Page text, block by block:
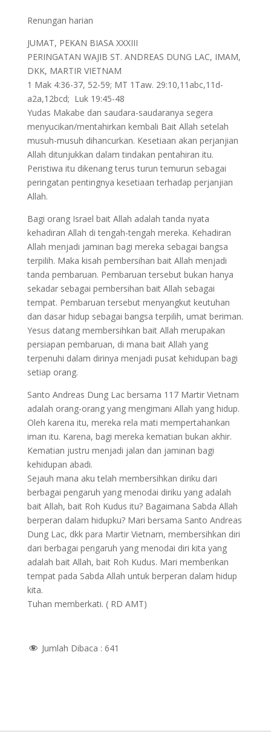
Renungan harian
JUMAT, PEKAN BIASA XXXIII
PERINGATAN WAJIB ST. ANDREAS DUNG LAC, IMAM,
DKK, MARTIR VIETNAM
1 Mak 4:36-37, 52-59; MT 1Taw. 29:10,11abc,11d-
a2a,12bcd; Luk 19:45-48
Yudas Makabe dan saudara-saudaranya segera
menyucikan/mentahirkan kembali Bait Allah setelah
musuh-musuh dihancurkan. Kesetiaan akan perjanjian
Allah ditunjukkan dalam tindakan pentahiran itu.
Peristiwa itu dikenang terus turun temurun sebagai
peringatan pentingnya kesetiaan terhadap perjanjian
Allah.
Bagi orang Israel bait Allah adalah tanda nyata
kehadiran Allah di tengah-tengah mereka. Kehadiran
Allah menjadi jaminan bagi mereka sebagai bangsa
terpilih. Maka kisah pembersihan bait Allah menjadi
tanda pembaruan. Pembaruan tersebut bukan hanya
sekadar sebagai pembersihan bait Allah sebagai
tempat. Pembaruan tersebut menyangkut keutuhan
dan dasar hidup sebagai bangsa terpilih, umat beriman.
Yesus datang membersihkan bait Allah merupakan
persiapan pembaruan, di mana bait Allah yang
terpenuhi dalam dirinya menjadi pusat kehidupan bagi
setiap orang.
Santo Andreas Dung Lac bersama 117 Martir Vietnam
adalah orang-orang yang mengimani Allah yang hidup.
Oleh karena itu, mereka rela mati mempertahankan
iman itu. Karena, bagi mereka kematian bukan akhir.
Kematian justru menjadi jalan dan jaminan bagi
kehidupan abadi.
Sejauh mana aku telah membersihkan diriku dari
berbagai pengaruh yang menodai diriku yang adalah
bait Allah, bait Roh Kudus itu? Bagaimana Sabda Allah
berperan dalam hidupku? Mari bersama Santo Andreas
Dung Lac, dkk para Martir Vietnam, membersihkan diri
dari berbagai pengaruh yang menodai diri kita yang
adalah bait Allah, bait Roh Kudus. Mari memberikan
tempat pada Sabda Allah untuk berperan dalam hidup
kita.
Tuhan memberkati. ( RD AMT)
Jumlah Dibaca : 641